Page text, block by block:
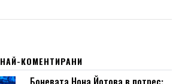
НАЙ-КОМЕНТИРАНИ